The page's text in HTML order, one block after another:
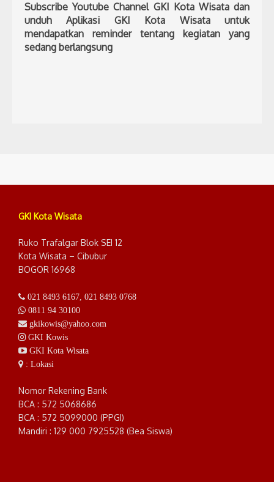
Subscribe Youtube Channel GKI Kota Wisata dan
unduh Aplikasi GKI Kota Wisata untuk
mendapatkan reminder tentang kegiatan yang
sedang berlangsung
GKI Kota Wisata
Ruko Trafalgar Blok SEI 12
Kota Wisata – Cibubur
BOGOR 16968
021 8493 6167 021 8493 0768
0811 94 30100
gkikowis@yahoo.com
GKI Kowis
GKI Kota Wisata
: Lokasi
Nomor Rekening Bank
BCA : 572 5068686
BCA : 572 5099000 (PPGI)
Mandiri : 129 000 7925528 (Bea Siswa)